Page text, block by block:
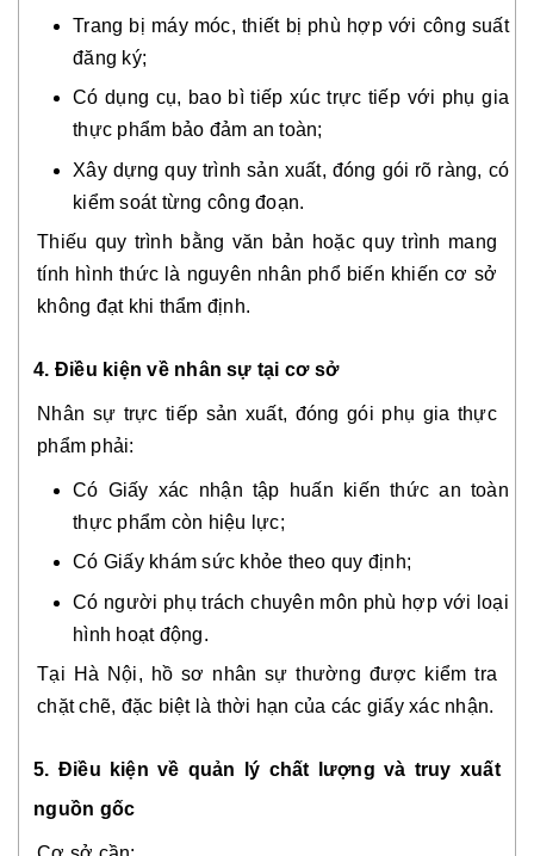
Trang bị máy móc, thiết bị phù hợp với công suất
đăng ký;
Có dụng cụ, bao bì tiếp xúc trực tiếp với phụ gia
thực phẩm bảo đảm an toàn;
Xây dựng quy trình sản xuất, đóng gói rõ ràng, có
kiểm soát từng công đoạn.
Thiếu quy trình bằng văn bản hoặc quy trình mang
tính hình thức là nguyên nhân phổ biến khiến cơ sở
không đạt khi thẩm định.
4. Điều kiện về nhân sự tại cơ sở
Nhân sự trực tiếp sản xuất, đóng gói phụ gia thực
phẩm phải:
Có Giấy xác nhận tập huấn kiến thức an toàn
thực phẩm còn hiệu lực;
Có Giấy khám sức khỏe theo quy định;
Có người phụ trách chuyên môn phù hợp với loại
hình hoạt động.
Tại Hà Nội, hồ sơ nhân sự thường được kiểm tra
chặt chẽ, đặc biệt là thời hạn của các giấy xác nhận.
5. Điều kiện về quản lý chất lượng và truy xuất
nguồn gốc